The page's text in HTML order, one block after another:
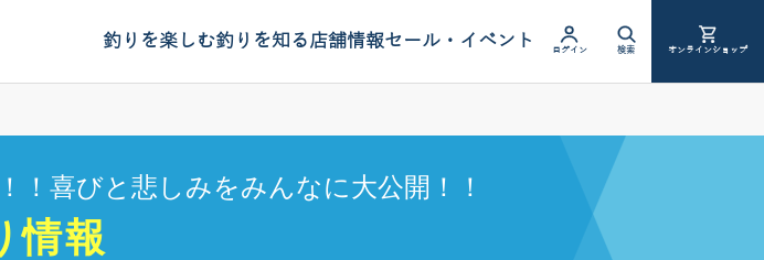
釣りを楽しむ釣りを知る店舗情報セール・イベント ログイン 検索 オンラインショップ
！喜びと悲しみをみんなに大公開！！
情報